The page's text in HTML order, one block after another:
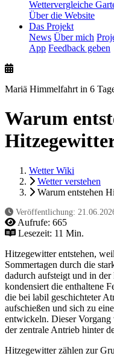
Wettervergleiche
Über die Website
Das Projekt
News Über mich
App Feedback geben
Mariä Himmelfahrt in 6
Warum
Wetter Wiki
Wetter verstehen
Warum entstehen
Veröffentlichung:
Aufrufe: 665
Lesezeit: 11 Min.
Hitzegewitter entstehen,
Sommertagen durch die
dadurch aufsteigt und in
kondensiert die enthaltene
die bei labil geschichteter
aufschießen und sich zu
entwickeln. Dieser
der zentrale Antrieb hinter
Hitzegewitter zählen zur